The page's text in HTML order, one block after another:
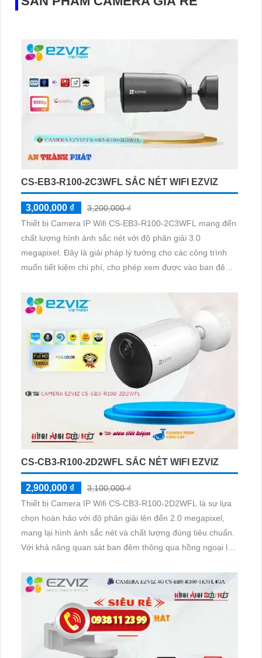
CS-EB3-R100-2C3WFL SẮC NÉT WIFI EZVIZ
3,000,000 ₫
3,200,000 ₫
Thiết bị Camera IP Wifi CS-EB3-R100-2C3WFL mang đến
chất lượng hình ảnh sắc nét với độ phân giải 3.0
megapixel. Đây là giải pháp lý tưởng cho các công trình
muốn tiết kiệm chi phí, cho phép xem được vào ban đêm
không bị giảm chất lượng và hiển thị màu sắc rõ ràng vào
ban đêm
CS-CB3-R100-2D2WFL SẮC NÉT WIFI EZVIZ
2,900,000 ₫
3,100,000 ₫
Thiết bị Camera IP Wifi CS-CB3-R100-2D2WFL là sự lựa
chọn hoàn hảo với độ phân giải lên đến 2.0 megapixel,
mang lại hình ảnh sắc nét và chất lượng đúng tiêu chuẩn.
Với khả năng quan sát ban đêm thông qua hồng ngoại lên
thiếu sáng. Sản phẩm được trang bị công nghệ IP Wifi,
không giảm chất lượng dù kết nối không dây